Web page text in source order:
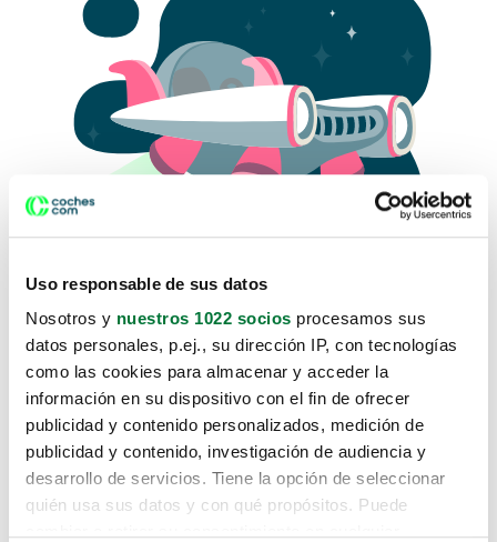
Uso responsable de sus datos
Nosotros y nuestros 1022 socios procesamos sus
datos personales, p.ej., su dirección IP, con tecnologías
como las cookies para almacenar y acceder la
información en su dispositivo con el fin de ofrecer
publicidad y contenido personalizados, medición de
publicidad y contenido, investigación de audiencia y
desarrollo de servicios. Tiene la opción de seleccionar
quién usa sus datos y con qué propósitos. Puede
Lo sentimos, no sabemos como
te hemos traido hasta aquí.
Pero puedes encontrar el coche que estás
buscando en alguno de estos enlaces: